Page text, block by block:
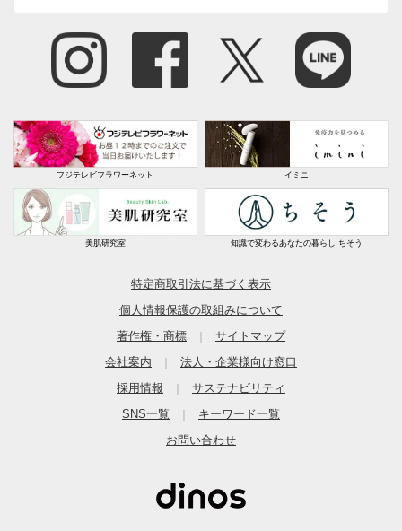
フジテレビフラワーネット イミニ
美肌研究室 知識で変わるあなたの暮らし ちそう
特定商取引法に基づく表示
個人情報保護の取組みについて
著作権・商標
サイトマップ
会社案内
法人・企業様向け窓口
採用情報
サステナビリティ
SNS一覧
キーワード一覧
お問い合わせ